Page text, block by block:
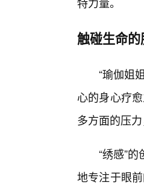
触碰生命
“瑜伽姐
心的身心疗
多方面的压
“绣感”
地专注于眼